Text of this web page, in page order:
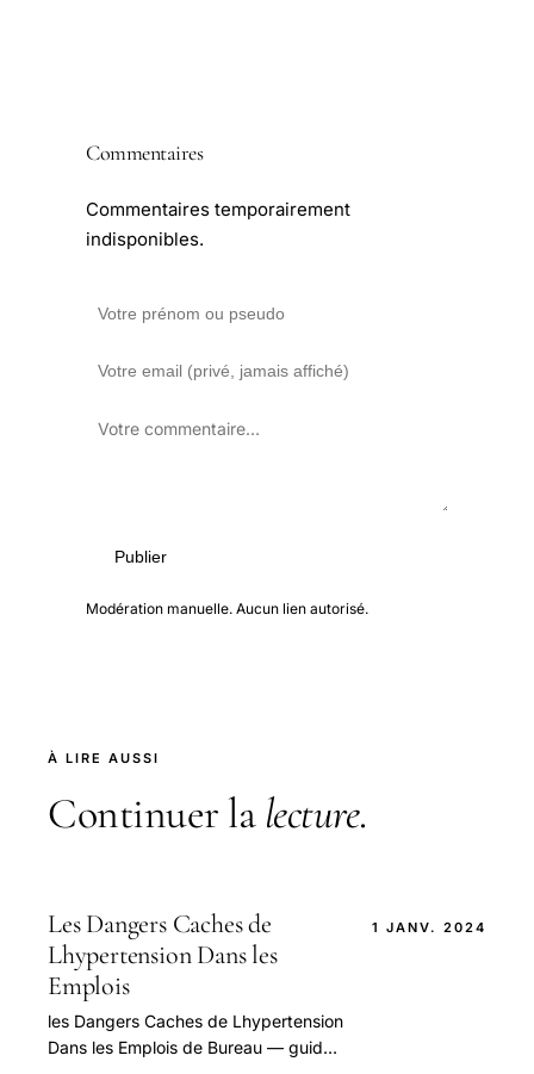
Commentaires
Commentaires temporairement
indisponibles.
Publier
Modération manuelle. Aucun lien autorisé.
À LIRE AUSSI
Continuer la lecture.
Les Dangers Caches de
Lhypertension Dans les
Emplois
les Dangers Caches de Lhypertension
Dans les Emplois de Bureau — guide
1 JANV. 2024